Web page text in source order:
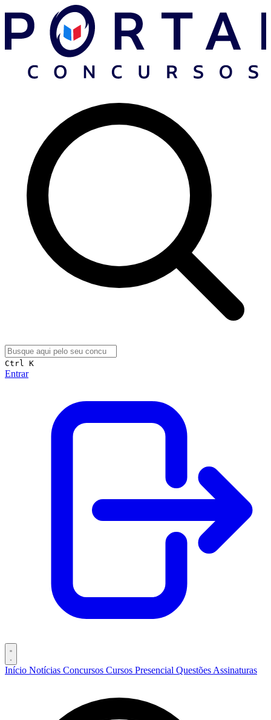
Ctrl K
Entrar
Início Notícias Concursos Cursos Presencial Questões Assinaturas